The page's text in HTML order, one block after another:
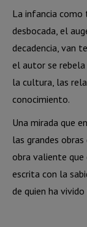
La infancia
desbocada, el
decadencia, van
el autor se
la cultura, las
conocimiento.
Una mirada que
las grandes
obra valiente
escrita con la
de quien ha